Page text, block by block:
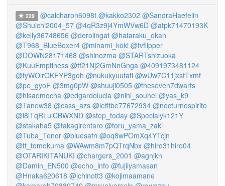
229 @calcharon6098t @kakko2302 @SandraHaefelin
@Shuichi2004_57 @4qR3z9j4YmWVw6D @atpk71470193K
@kelly36748656 @derolingat @hataraku_okan
@T968_BlueBoxer4 @minami_koki @tvflipper
@DOWN28171468 @shinozma @STARTshizuoka
@KuuEmptiness @tf21Nj2GmNnGnga @4091973481124
@fyWOlrOKFYP3goh @nukukyuutati @wUw7C11jxsfTxmf
@pe_gyoF @3mg0pW @shuuji0505 @theseven7dwarfs
@hisaemocha @edgardolucia @nihi_souhei @yas_k9
@Tanew38 @cass_azs @letitbe77672934 @nocturnospirito
@i8lTqRLulCBWXND @step_today @Specialyk121Y
@stakaha5 @takagirentaro @toru_yama_zaki
@Tuba_Tenor @bluesafn @oq8wPOmXq4YTcjn
@tt_tomokuma @WAwm8m7pQTrqNbx @hiro31hiro04
@OTARIKITANUKI @chargers_2001 @agnjkn
@Damin_EN500 @echo_info @fujiiyamasan
@Hnaka620618 @ichinott3 @kojimaamane